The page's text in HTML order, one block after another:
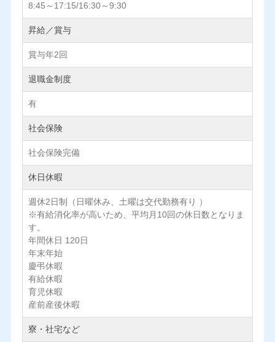
8:45～17:15/16:30～9:30
昇給／賞与
賞与年2回
退職金制度
有
社会保険
社会保険完備
休日休暇
週休2日制（日曜休み、土曜は交代勤務有り ）
※有給消化率が高いため、平均月10回の休日数となりま
す。
年間休日 120日
年末年始
慶弔休暇
有給休暇
育児休暇
産前産後休暇
寮・社宅など